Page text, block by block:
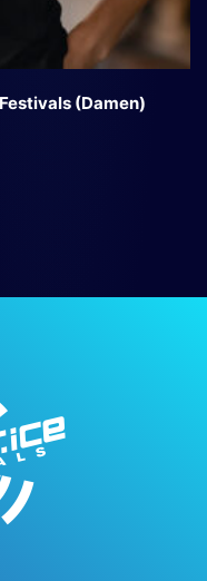
(Damen)